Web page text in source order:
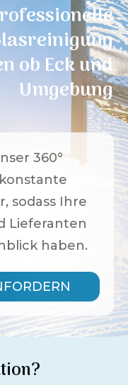
ob Eckund
Umgebung
360°
sodass Ihre
Lieferanten
haben.